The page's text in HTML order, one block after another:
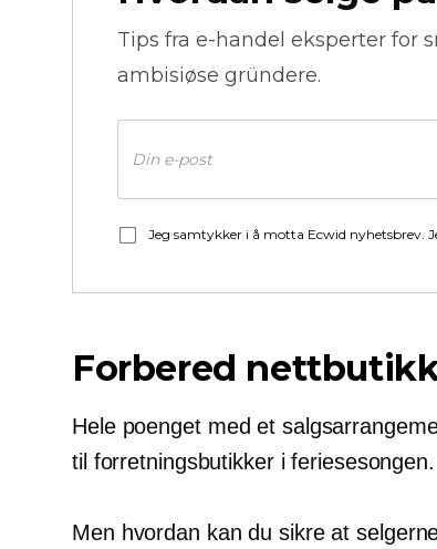
Tips fra e-handel eksperter for
ambisiøse gründere.
Jeg samtykker i å motta Ecwid nyhetsbrev.
Forbered
Hele poenget med et
til forretningsbutikker i feriesesongen.
Men hvordan kan du sikre at